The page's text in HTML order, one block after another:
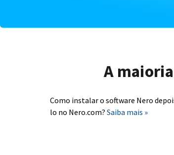
A
Como instalar o software Nero
lo no Nero.com? Saiba mais »